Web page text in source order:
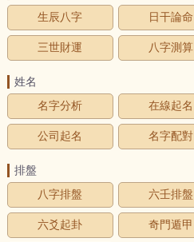
生辰八字
日干論命
三世財運 八字測算
姓名
名字分析
在線起名
公司起名 名字配對
排盤
八字排盤
六壬排盤
六爻起卦 奇門遁甲